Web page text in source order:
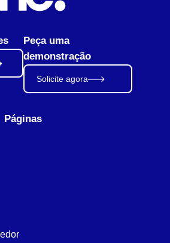
Peça uma
demonstração
Solicite agora
Páginas